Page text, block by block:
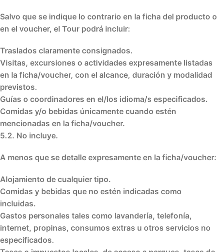
Salvo que se indique lo contrario en la ficha del producto o
en el voucher, el Tour podrá incluir:
Traslados claramente consignados.
Visitas, excursiones o actividades expresamente listadas
en la ficha/voucher, con el alcance, duración y modalidad
previstos.
Guías o coordinadores en el/los idioma/s especificados.
Comidas y/o bebidas únicamente cuando estén
mencionadas en la ficha/voucher.
5.2. No incluye.
A menos que se detalle expresamente en la ficha/voucher:
Alojamiento de cualquier tipo.
Comidas y bebidas que no estén indicadas como
incluidas.
Gastos personales tales como lavandería, telefonía,
internet, propinas, consumos extras u otros servicios no
especificados.